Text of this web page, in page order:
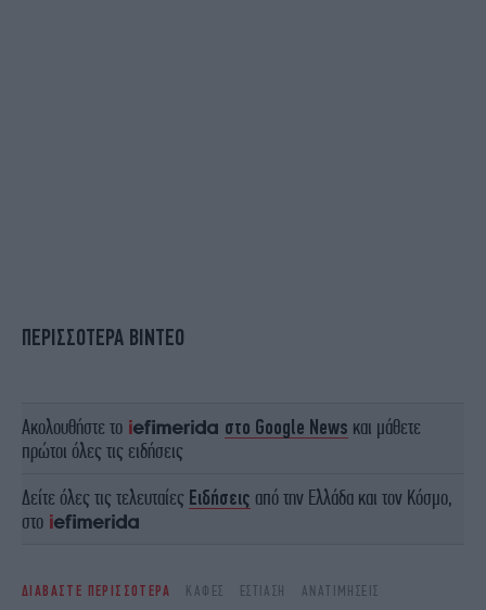
ΠΕΡΙΣΣΟΤΕΡΑ ΒΙΝΤΕΟ
Ακολουθήστε το στο Google News και μάθετε
πρώτοι όλες τις ειδήσεις
Δείτε όλες τις τελευταίες Ειδήσεις από την Ελλάδα και τον Κόσμο,
στο
ΔΙΑΒΑΣΤΕ ΠΕΡΙΣΣΟΤΕΡΑ ΚΑΦΈΣ ΕΣΤΊΑΣΗ
ΑΝΑΤΙΜΉΣΕΙΣ